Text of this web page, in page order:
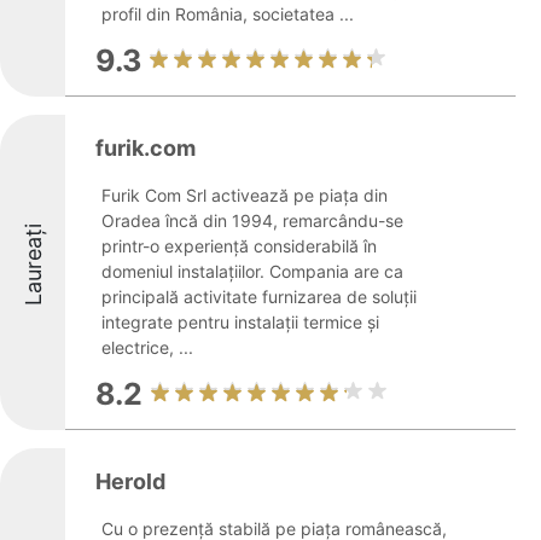
profil din România, societatea ...
9.3
Laureați
furik.com
Furik Com Srl activează pe piața din
Oradea încă din 1994, remarcându-se
printr-o experiență considerabilă în
domeniul instalațiilor. Compania are ca
principală activitate furnizarea de soluții
integrate pentru instalații termice și
electrice, ...
8.2
Herold
Cu o prezență stabilă pe piața românească,